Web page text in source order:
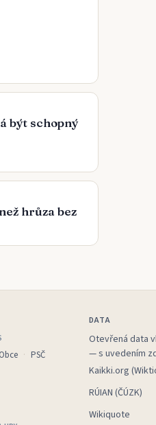
být schopný
hrůza bez
Obce PSČ
DATA
Otevřená data
— s uvedením
Kaikki.org
RÚIAN (ČÚZK)
Wikiquote